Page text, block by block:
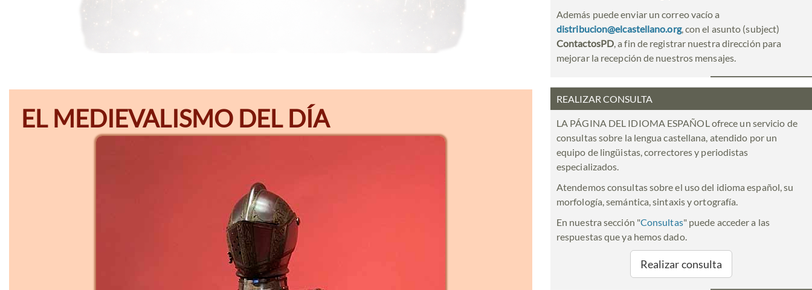
EL MEDIEVALISMO DEL DÍA
Además puede enviar un correo vacío a
distribucion@elcastellano.org, con el asunto (subject)
ContactosPD, a fin de registrar nuestra dirección para
mejorar la recepción de nuestros mensajes.
REALIZAR CONSULTA
LA PÁGINA DEL IDIOMA ESPAÑOL ofrece un servicio de
consultas sobre la lengua castellana, atendido por un
equipo de lingüistas, correctores y periodistas
especializados.
Atendemos consultas sobre el uso del idioma español, su
morfología, semántica, sintaxis y ortografía.
En nuestra sección "Consultas" puede acceder a las
respuestas que ya hemos dado.
Realizar consulta